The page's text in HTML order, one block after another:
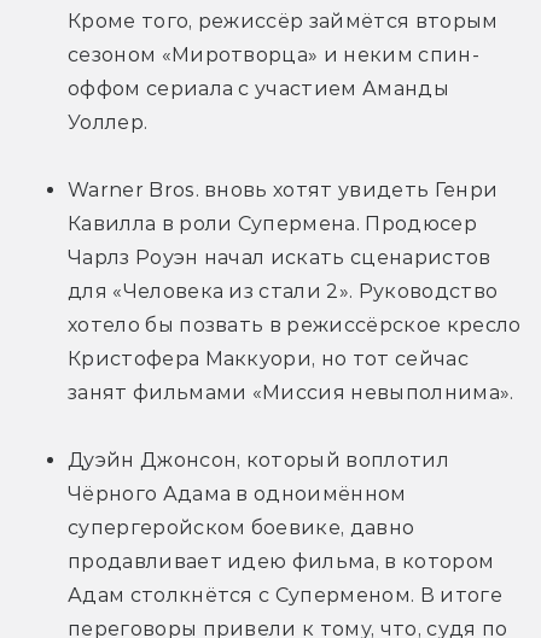
Кроме того, режиссёр займётся вторым
сезоном «Миротворца» и неким спин-
оффом сериала с участием Аманды
Уоллер.
Warner Bros. вновь хотят увидеть Генри
Кавилла в роли Супермена. Продюсер
Чарлз Роуэн начал искать сценаристов
для «Человека из стали 2». Руководство
хотело бы позвать в режиссёрское кресло
Кристофера Маккуори, но тот сейчас
занят фильмами «Миссия невыполнима».
Дуэйн Джонсон, который воплотил
Чёрного Адама в одноимённом
супергеройском боевике, давно
продавливает идею фильма, в котором
Адам столкнётся с Суперменом. В итоге
переговоры привели к тому, что, судя по